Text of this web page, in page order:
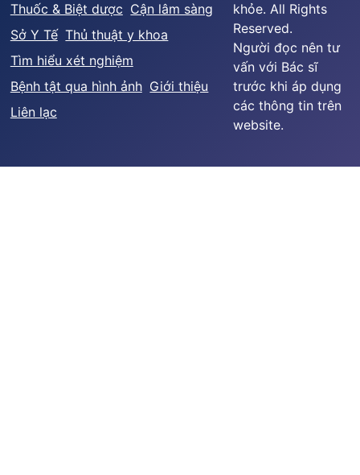
Thuốc & Biệt dược Cận lâm sàng
Sở Y Tế Thủ thuật y khoa
Tìm hiểu xét nghiệm
Bệnh tật qua hình ảnh Giới thiệu
Liên lạc
khỏe. All Rights
Reserved.
Người đọc nên tư
vấn với Bác sĩ
trước khi áp dụng
các thông tin trên
website.